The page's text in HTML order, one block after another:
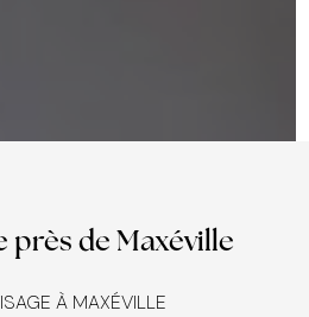
près de Maxéville
À MAXÉVILLE